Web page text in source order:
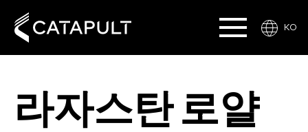
KO
라자스탄 로얄